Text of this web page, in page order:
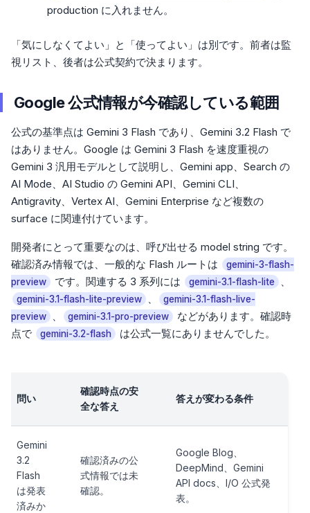
production に入れません。
「気にしなくてよい」と「使ってよい」は別です。前者は監
視リスト、後者は公式契約で決まります。
Google 公式情報が今確認している範囲
公式の基準点は Gemini 3 Flash であり、Gemini 3.2 Flash で
はありません。Google は Gemini 3 Flash を速度重視の
Gemini 3 汎用モデルとして説明し、Gemini app、Search の
AI Mode、AI Studio の Gemini API、Gemini CLI、
Antigravity、Vertex AI、Gemini Enterprise など複数の
surface に関連付けています。
開発者にとって重要なのは、呼び出せる model string です。
確認済み情報では、一般的な Flash ルートは
gemini-3-flash-
preview
です。関連する 3 系列には gemini-3.1-flash-lite 、
gemini-3.1-flash-lite-preview 、
gemini-3.1-flash-live-
preview
、 gemini-3.1-pro-preview
などがあります。確認時
点で
gemini-3.2-flash は公式一覧にありませんでした。
問い
確認時点の安
全な答え
答えが変わる条件
Gemini
3.2
Flash
は発表
済みか
確認済みの公
式情報では未
確認。
Google Blog、
DeepMind、Gemini
API docs、I/O 公式発
表。